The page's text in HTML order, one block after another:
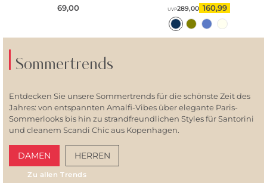
69,00 UVP289,00 160,99
Sommertrends
Entdecken Sie unsere Sommertrends für die schönste Zeit des
Jahres: von entspannten Amalfi-Vibes über elegante Paris-
Sommerlooks bis hin zu strandfreundlichen Styles für Santorini
und cleanem Scandi Chic aus Kopenhagen.
DAMEN HERREN
Zu allen Trends